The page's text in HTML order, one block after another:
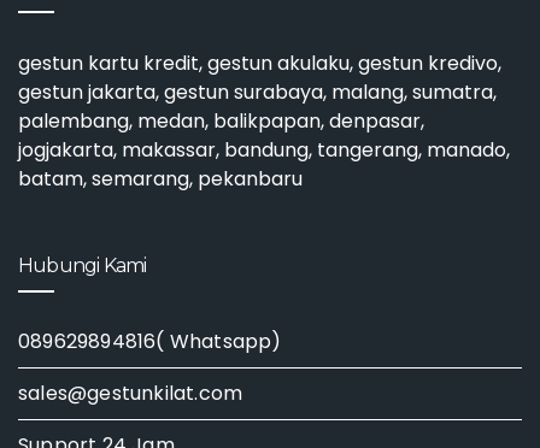
gestun kartu kredit,gestun akulaku,gestun kredivo,
gestun jakarta,gestun surabaya, malang, sumatra,
palembang, medan, balikpapan, denpasar,
jogjakarta, makassar, bandung, tangerang, manado,
batam, semarang, pekanbaru
Hubungi Kami
089629894816( Whatsapp)
sales@gestunkilat.com